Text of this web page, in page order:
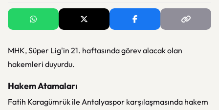
MHK, Süper Lig'in 21. haftasında görev alacak olan
hakemleri duyurdu.
Hakem Atamaları
Fatih Karagümrük ile Antalyaspor karşılaşmasında hakem